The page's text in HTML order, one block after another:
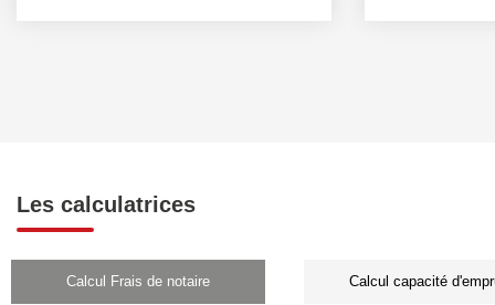
Les calculatrices
Calcul Frais de notaire Calcul capacité